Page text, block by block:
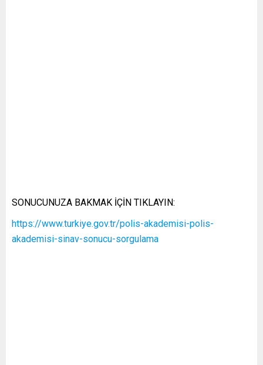
SONUCUNUZA BAKMAK İÇİN TIKLAYIN:
https://www.turkiye.gov.tr/polis-akademisi-polis-
akademisi-sinav-sonucu-sorgulama